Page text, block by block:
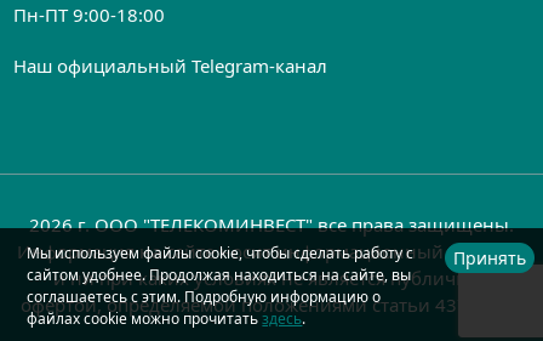
Пн-ПТ 9:00-18:00
Наш официальный Telegram-канал
2026 г. ООО "ТЕЛЕКОМИНВЕСТ" все права защищены.
Информация на сайте носит информационный характер
и ни при каких условиях не является публичной
офертой, определяемой положениями статьи 437 ГК РФ
Мы используем файлы cookie, чтобы сделать работу с
сайтом удобнее. Продолжая находиться на сайте, вы
соглашаетесь с этим. Подробную информацию о
файлах cookie можно прочитатьздесь.
Принять